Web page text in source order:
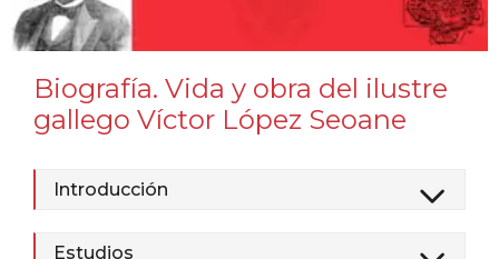
Biografía. Vida y obra del ilustre
gallego Víctor López Seoane
Introducción
Estudios